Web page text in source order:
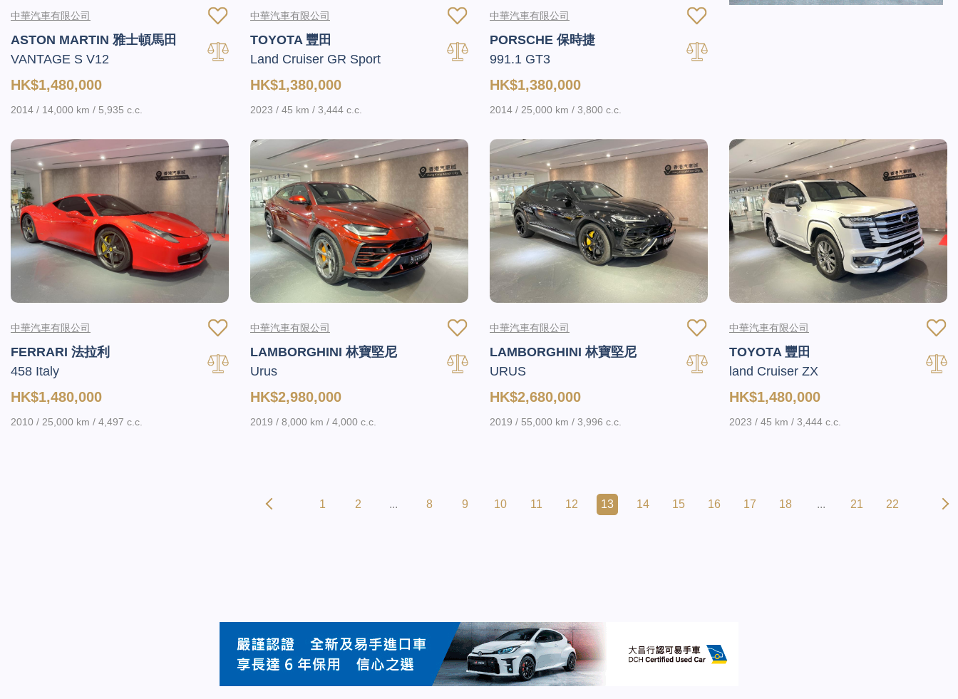
中華汽車有限公司
ASTON MARTIN 雅士頓馬田
VANTAGE S V12
HK$1,480,000
2014 / 14,000 km / 5,935 c.c.
中華汽車有限公司
TOYOTA 豐田
Land Cruiser GR Sport
HK$1,380,000
2023 / 45 km / 3,444 c.c.
中華汽車有限公司
PORSCHE 保時捷
991.1 GT3
HK$1,380,000
2014 / 25,000 km / 3,800 c.c.
中華汽車有限公司
FERRARI 法拉利
458 Italy
HK$1,480,000
2010 / 25,000 km / 4,497 c.c.
中華汽車有限公司
LAMBORGHINI 林寶堅尼
Urus
HK$2,980,000
2019 / 8,000 km / 4,000 c.c.
中華汽車有限公司
LAMBORGHINI 林寶堅尼
URUS
HK$2,680,000
2019 / 55,000 km / 3,996 c.c.
中華汽車有限公司
TOYOTA 豐田
land Cruiser ZX
HK$1,480,000
2023 / 45 km / 3,444 c.c.
1 2 ... 8 9 10 11 12 13 14 15 16 17 18 ... 21 22